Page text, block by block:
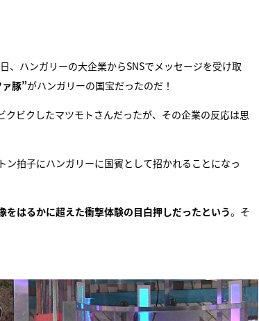
、ハンガリーの大企業からSNSでメッセージを受け取
豚”がハンガリーの国宝だったのだ！
ビクしたマツモトさんだったが、その企業の反応は思
拍子にハンガリーに国賓として招かれることになっ
はるかに超えた衝撃体験の目白押しだったという。そ